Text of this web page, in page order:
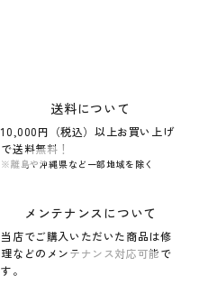
送料について
10,000円（税込）以上お買い上げ
で送料無料！
※離島や沖縄県など一部地域を除く
メンテナンスについて
当店でご購入いただいた商品は修
理などのメンテナンス対応可能で
す。